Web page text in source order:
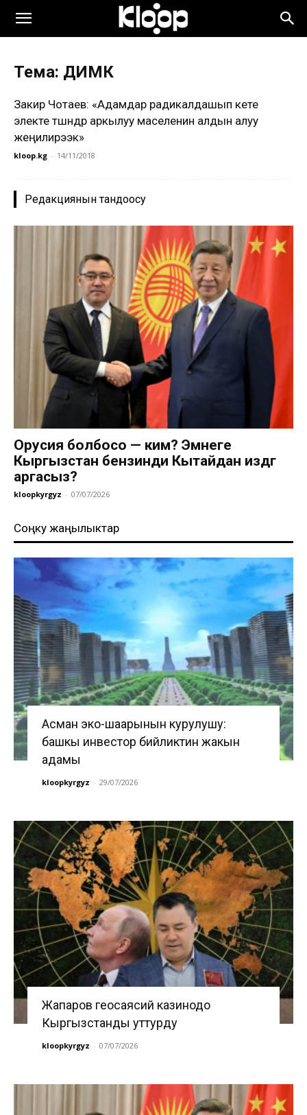
Тема: ДИМК
Закир Чотаев: «Адамдар радикалдашып кете
электе түшүндүрүү аркылуу маселенин алдын алуу
жеңилирээк»
kloop.kg - 14/11/2018
Редакциянын тандоосу
Орусия болбосо — ким? Эмнеге
Кыргызстан бензинди Кытайдан издөөгө
аргасыз?
kloopkyrgyz - 07/07/2026
Соңку жаңылыктар
Асман эко-шаарынын курулушу:
башкы инвестор бийликтин жакын
адамы
kloopkyrgyz - 29/07/2026
Жапаров геосаясий казинодо
Кыргызстанды уттурду
kloopkyrgyz - 07/07/2026